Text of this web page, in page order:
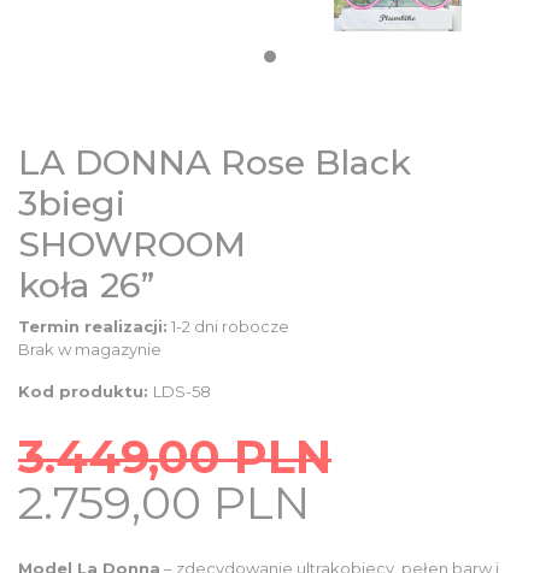
AKCESORIA
KONTAKT
INFO
LA DONNA Rose Black
3biegi
SHOWROOM
koła 26”
Kod produktu: LDS-58
3.449,00PLN
Original
price
2.759,00 PLN
Model La Donna – zdecydowanie ultrakobiecy, pełen barw i
Termin realizacji: 1-2 dni robocze
Brak w magazynie